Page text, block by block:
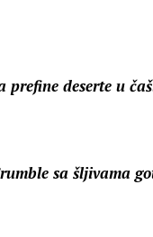
prefine deserte u
sa šljivama